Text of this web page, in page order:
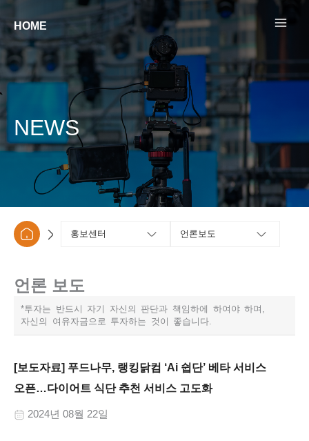
건너뛰기
HOME
NEWS
홍보센터 언론보도
언론 보도
*투자는 반드시 자기 자신의 판단과 책임하에 하여야 하며,
자신의 여유자금으로 투자하는 것이 좋습니다.​
[보도자료] 푸드나무, 랭킹닭컴 ‘Ai 쉽단’ 베타 서비스
오픈…다이어트 식단 추천 서비스 고도화
2024년 08월 22일